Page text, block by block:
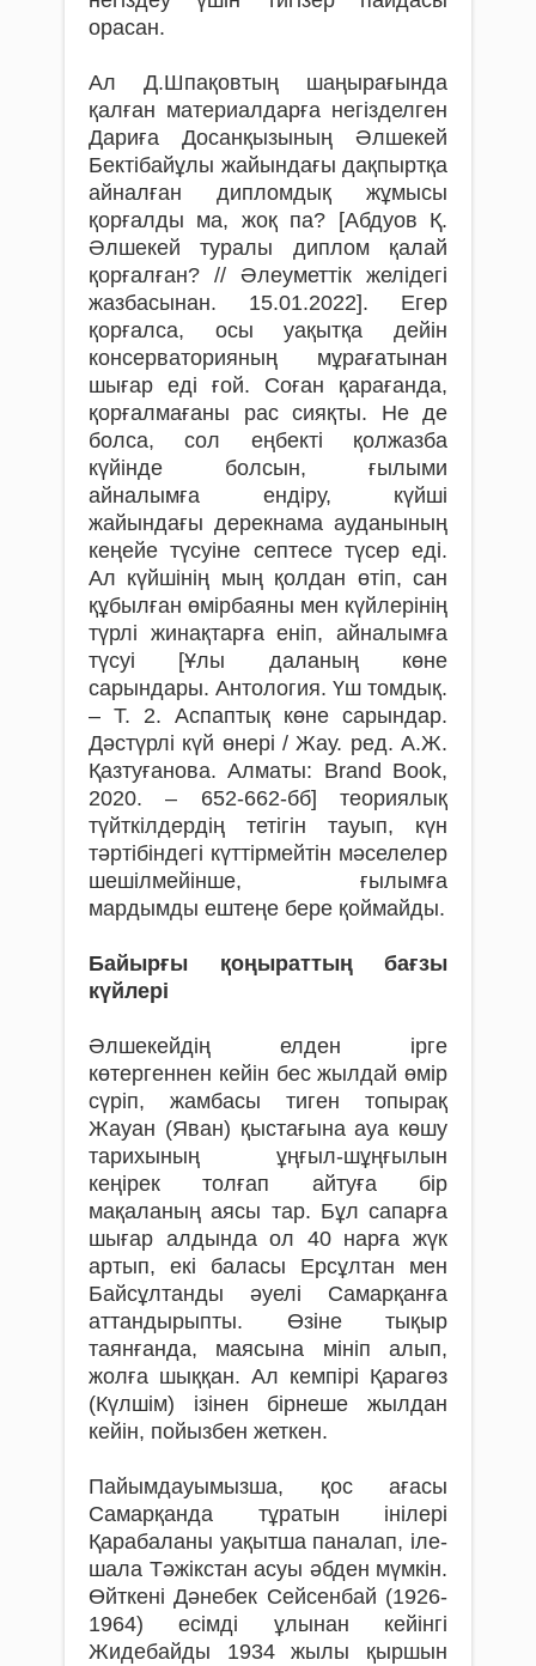
орасан.
Ал Д.Шпақовтың шаңырағында
қалған материалдарға негізделген
Дариға Досанқызының Әлшекей
Бектібайұлы жайындағы дақпыртқа
айналған дипломдық жұмысы
қорғалды ма, жоқ па? [Абдуов Қ.
Әлшекей туралы диплом қалай
қорғалған? // Әлеуметтік желідегі
жазбасынан. 15.01.2022]. Егер
қорғалса, осы уақытқа дейін
консерваторияның мұрағатынан
шығар еді ғой. Соған қарағанда,
қорғалмағаны рас сияқты. Не де
болса, сол еңбекті қолжазба
күйінде болсын, ғылыми
айналымға ендіру, күйші
жайындағы дерекнама ауданының
кеңейе түсуіне септесе түсер еді.
Ал күйшінің мың қолдан өтіп, сан
құбылған өмірбаяны мен күйлерінің
түрлі жинақтарға еніп, айналымға
түсуі [Ұлы даланың көне
сарындары. Антология. Үш томдық.
– Т. 2. Аспаптық көне сарындар.
Дәстүрлі күй өнері / Жау. ред. А.Ж.
Қазтуғанова. Алматы: Brand Book,
2020. – 652-662-бб] теориялық
түйткілдердің тетігін тауып, күн
тәртібіндегі күттірмейтін мәселелер
шешілмейінше, ғылымға
мардымды ештеңе бере қоймайды.
Байырғы қоңыраттың бағзы
күйлері
Әлшекейдің елден ірге
көтергеннен кейін бес жылдай өмір
сүріп, жамбасы тиген топырақ
Жауан (Яван) қыстағына ауа көшу
тарихының ұңғыл-шұңғылын
кеңірек толғап айтуға бір
мақаланың аясы тар. Бұл сапарға
шығар алдында ол 40 нарға жүк
артып, екі баласы Ерсұлтан мен
Байсұлтанды әуелі Самарқанға
аттандырыпты. Өзіне тықыр
таянғанда, маясына мініп алып,
жолға шыққан. Ал кемпірі Қарагөз
(Күлшім) ізінен бірнеше жылдан
кейін, пойызбен жеткен.
Пайымдауымызша, қос ағасы
Самарқанда тұратын інілері
Қарабаланы уақытша паналап, іле-
шала Тәжікстан асуы әбден мүмкін.
Өйткені Дәнебек Сейсенбай (1926-
1964) есімді ұлынан кейінгі
Жидебайды 1934 жылы қыршын